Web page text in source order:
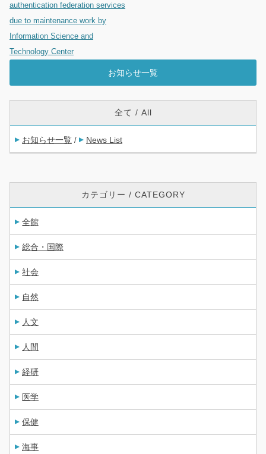
authentication federation services
due to maintenance work by
Information Science and
Technology Center
お知らせ一覧
全て / All
お知らせ一覧 / News List
カテゴリー / CATEGORY
全館
総合・国際
社会
自然
人文
人間
経研
医学
保健
海事